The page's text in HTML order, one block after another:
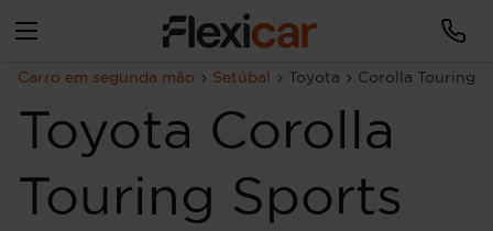
Carro em segunda mão Setúbal Toyota Corolla Touring
Toyota Corolla
Touring Sports